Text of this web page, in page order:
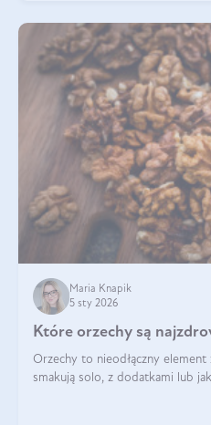
Maria Knapik
5 sty 2026
Które orzechy są
Orzechy to nieodłączny
smakują solo, z dodatkami lub